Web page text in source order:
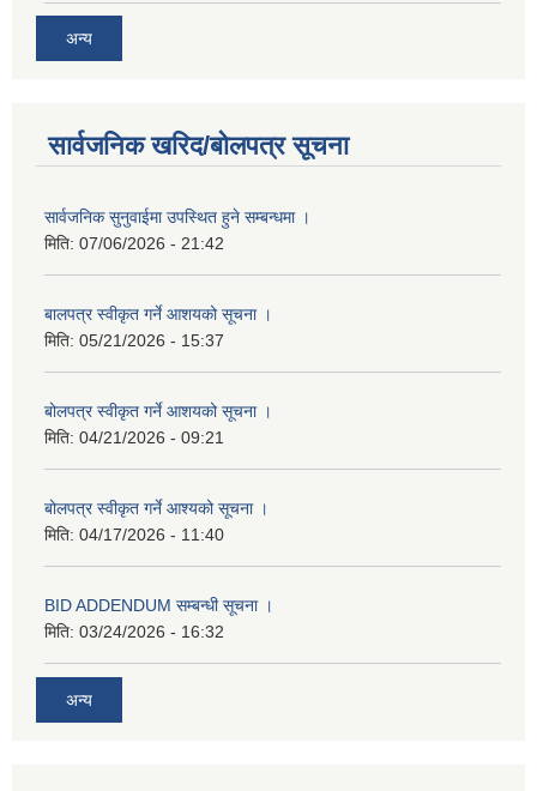
अन्य
सार्वजनिक खरिद/बोलपत्र सूचना
सार्वजनिक सुनुवाईमा उपस्थित हुने सम्बन्धमा ।
मिति: 07/06/2026 - 21:42
बालपत्र स्वीकृत गर्ने आशयको सूचना ।
मिति: 05/21/2026 - 15:37
बोलपत्र स्वीकृत गर्ने आशयको सूचना ।
मिति: 04/21/2026 - 09:21
बोलपत्र स्वीकृत गर्ने आश्यको सूचना ।
मिति: 04/17/2026 - 11:40
BID ADDENDUM सम्बन्धी सूचना ।
मिति: 03/24/2026 - 16:32
अन्य